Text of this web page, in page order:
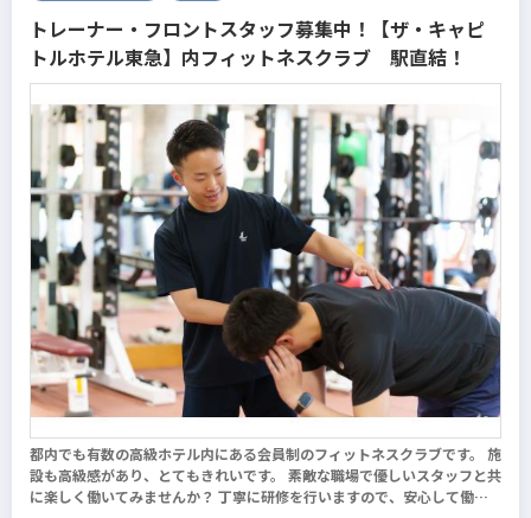
トレーナー・フロントスタッフ募集中！【ザ・キャピ
トルホテル東急】内フィットネスクラブ 駅直結！
都内でも有数の高級ホテル内にある会員制のフィットネスクラブです。 施
設も高級感があり、とてもきれいです。 素敵な職場で優しいスタッフと共
に楽しく働いてみませんか？ 丁寧に研修を行いますので、安心して働く